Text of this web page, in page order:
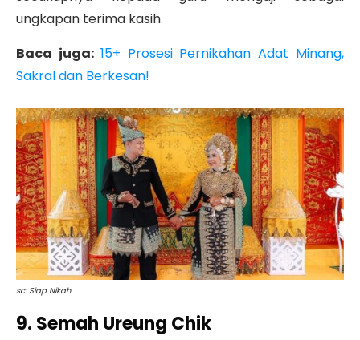
ungkapan terima kasih.
Baca juga: 15+ Prosesi Pernikahan Adat Minang,
Sakral dan Berkesan!
sc: Siap Nikah
9. Semah Ureung Chik